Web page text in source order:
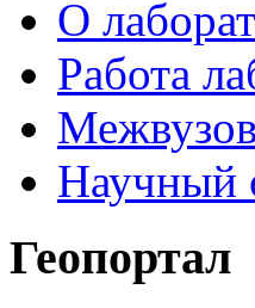
О
Работа
Научный
Геопортал